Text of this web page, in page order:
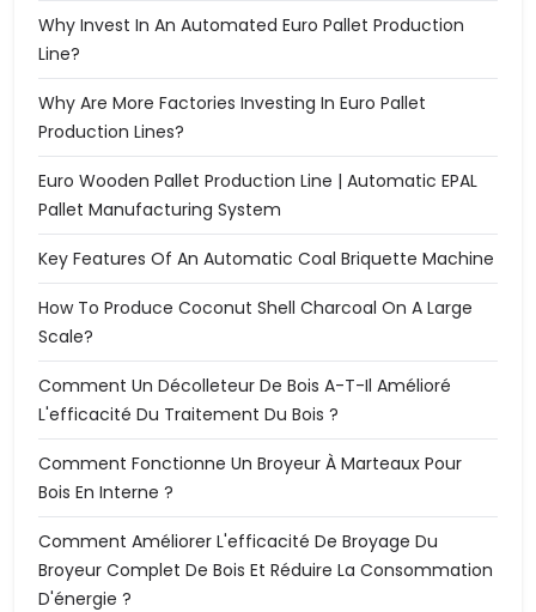
Why Invest In An Automated Euro Pallet Production
Line?
Why Are More Factories Investing In Euro Pallet
Production Lines?
Euro Wooden Pallet Production Line | Automatic EPAL
Pallet Manufacturing System
Key Features Of An Automatic Coal Briquette Machine
How To Produce Coconut Shell Charcoal On A Large
Scale?
Comment Un Décolleteur De Bois A-T-Il Amélioré
L'efficacité Du Traitement Du Bois ?
Comment Fonctionne Un Broyeur À Marteaux Pour
Bois En Interne ?
Comment Améliorer L'efficacité De Broyage Du
Broyeur Complet De Bois Et Réduire La Consommation
D'énergie ?